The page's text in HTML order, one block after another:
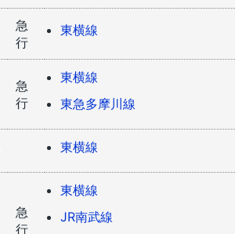
急
行
東横線
急
行
東横線
東急多摩川線
東横線
急
行
東横線
JR南武線